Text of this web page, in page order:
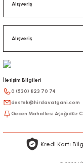
Alışveriş
Alışveriş
İletişim Bilgileri
0 (530) 823 70 74
destek@hirdavatgani.com
Gecen Mahallesi Aşağıdüz
Kredi Kartı